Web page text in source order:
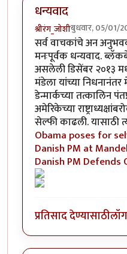
धन्यवाद
श्रीरंग_जोशीबुधवार, 05/01/
सर्व वाचकांचे अन
मनःपूर्वक धन्यवाद.
असलेली डिसेंबर २०१३
मंडेला यांच्या निधनानंतर
डेन्मार्कच्या तत्कालिन
अमेरिकेच्या
सेल्फी काढली. यासाठी
Obama poses for
Danish PM at
Danish PM Defends
प्रतिसाद देण्यासाठी